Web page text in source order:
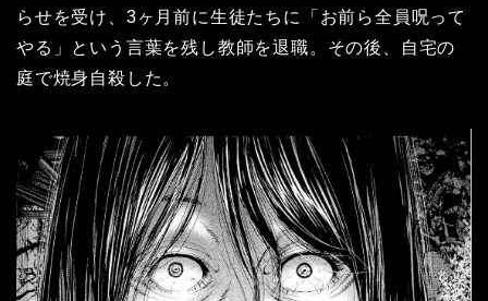
らせを受け、3ヶ月前に生徒たちに「お前ら全員呪って
やる」という言葉を残し教師を退職。その後、自宅の
庭で焼身自殺した。